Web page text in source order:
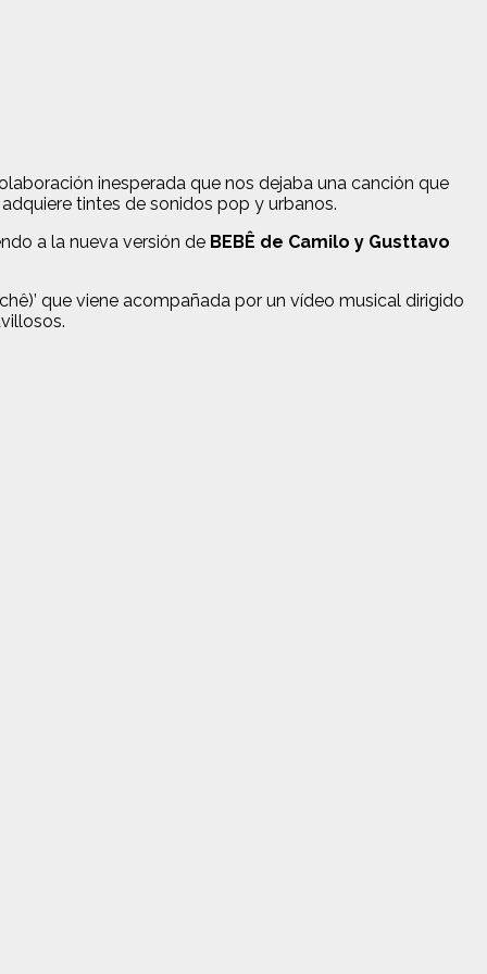
inesperada que nos dejaba una canción que
tintes de sonidos pop y urbanos.
a la nueva versión de BEBÊ de Camilo y Gusttavo
que viene acompañada por un vídeo musical dirigido